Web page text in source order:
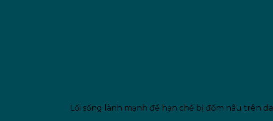
Lối sống lành mạnh để hạn chế bị đốm nâu trên da